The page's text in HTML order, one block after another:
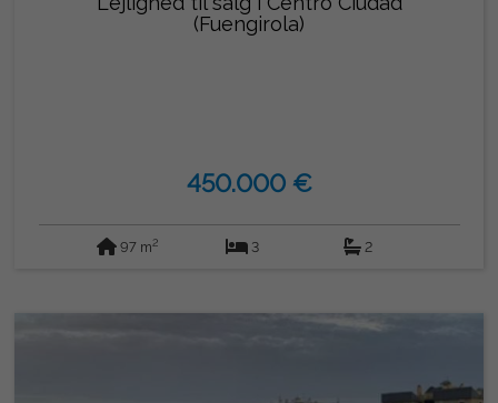
(Fuengirola)
450.000 €
97 m2 3 2